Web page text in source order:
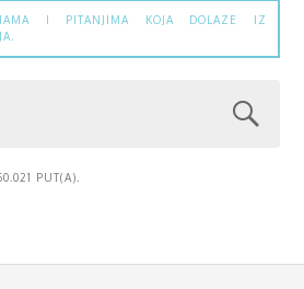
I PITANJIMA KOJA DOLAZE IZ
PUT(A).